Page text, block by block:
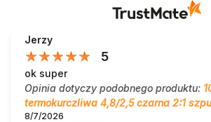
Jerzy
5
ok super
Opinia dotyczy podobnego produktu:
termokurczliwa 4,8/2,5 czarna 2:1
8/7/2026